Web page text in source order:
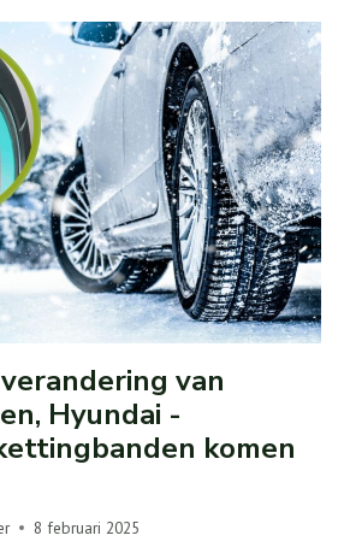
van
Hyundai -
komen
8 februari 2025